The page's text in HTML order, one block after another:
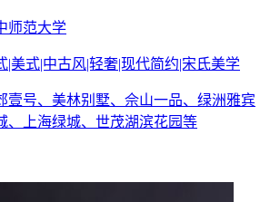
师范大学
|美式|中古风|轻奢|现代简约|宋氏美学
壹号、美林别墅、佘山一品、绿洲雅宾
、上海绿城、世茂湖滨花园等